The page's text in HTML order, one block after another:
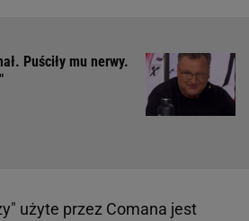
Puściły mu nerwy.
użyte przez Comana jest